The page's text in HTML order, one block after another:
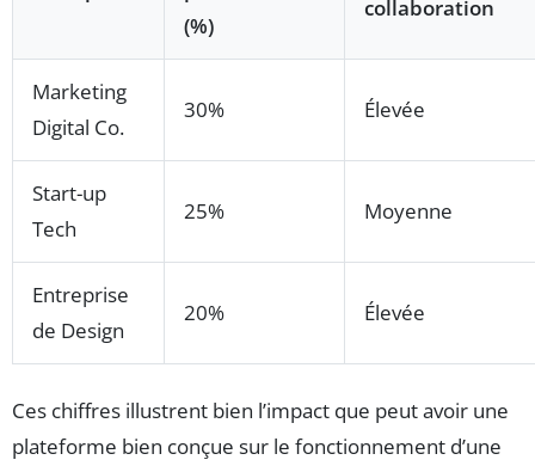
(%)
collaboration
Marketing
Digital Co.
30% Élevée
Start-up
Tech
25% Moyenne
Entreprise
de Design
20% Élevée
Ces chiffres illustrent bien l’impact que peut avoir une
plateforme bien conçue sur le fonctionnement d’une